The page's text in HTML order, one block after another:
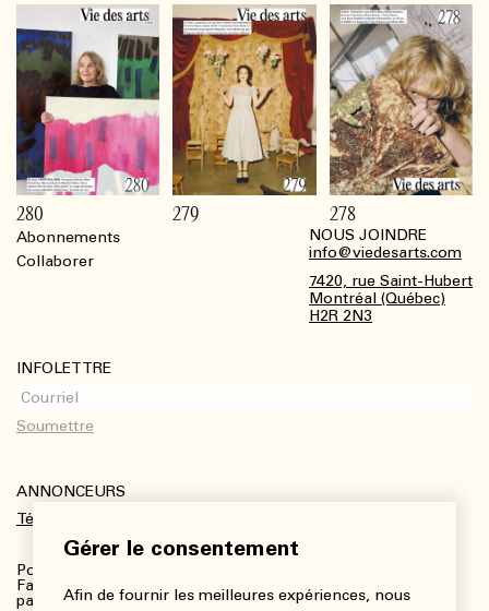
Gérer le consentement
Afin de fournir les meilleures expériences, nous
Abonnements
Collaborer
NOUS JOINDRE
info@viedesarts.com
7420, rue Saint-Hubert
Montréal (Québec)
H2R 2N3
INFOLETTRE
ANNONCEURS
Télécharger le kit média
Pour plus de renseignements :
Fanny Charbonneau, Responsable des communications,
partenariats et publicités
280 279 278